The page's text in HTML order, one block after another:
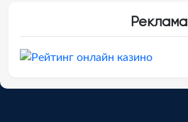
Реклама